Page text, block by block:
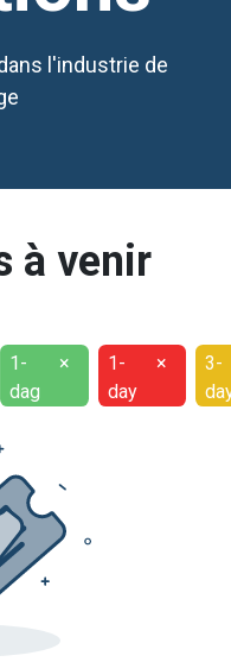
l'industrie de
à venir
1-
dag
×
1-
day
×
3-